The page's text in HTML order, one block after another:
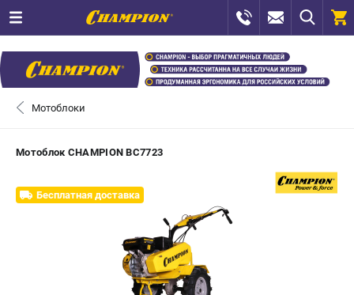
ВХОД ИЛИ РЕГИСТРАЦИЯ
0
Мотоблоки
Мотоблок CHAMPION ВС7723
Бесплатная доставка